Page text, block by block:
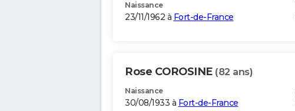
Naissance
23/11/1962 à Fort-de-France
Rose COROSINE (82 ans)
Naissance
30/08/1933 à Fort-de-France